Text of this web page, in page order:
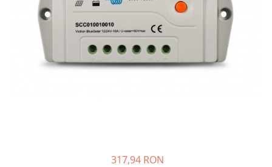
Incarcatoare acumulatori
Panouri fotovoltaice si accesorii
Panouri fotovoltaice
Sisteme prindere panouri
fotovoltaice
317,94 RON